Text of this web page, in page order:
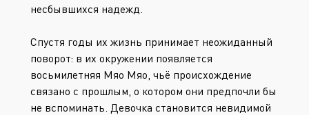
несбывшихся надежд.
Спустя годы их жизнь принимает неожиданный
поворот: в их окружении появляется
восьмилетняя Мяо Мяо, чьё происхождение
связано с прошлым, о котором они предпочли бы
не вспоминать. Девочка становится невидимой